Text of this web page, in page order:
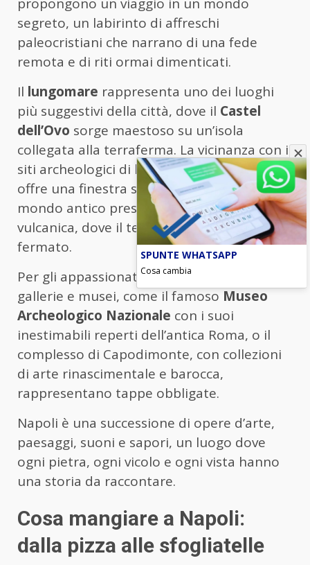
segreto, un labirinto di affreschi
paleocristiani che narrano di una fede
remota e di riti ormai dimenticati.
Il lungomare rappresenta uno dei luoghi
più suggestivi della città, dove il Castel
dell’Ovo sorge maestoso su un’isola
collegata alla terraferma. La vicinanza con i
siti archeologici di Pompei ed Ercolano
offre una finestra straordinaria su un
mondo antico preservato sotto la cenere
vulcanica, dove il tempo sembra essersi
fermato.
Per gli appassionati d’arte, le innumerevoli
gallerie e musei, come il famoso Museo
Archeologico Nazionale con i suoi
inestimabili reperti dell’antica Roma, o il
complesso di Capodimonte, con collezioni
di arte rinascimentale e barocca,
rappresentano tappe obbligate.
Napoli è una successione di opere d’arte,
paesaggi, suoni e sapori, un luogo dove
ogni pietra, ogni vicolo e ogni vista hanno
una storia da raccontare.
Cosa mangiare a Napoli:
dalla pizza alle sfogliatelle
SPUNTE WHATSAPP
Cosa cambia